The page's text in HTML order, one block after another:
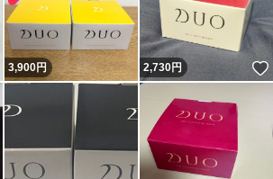
いいね！
3,900円 2,730円